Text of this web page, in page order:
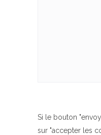
Si le bouton
sur "accepter les